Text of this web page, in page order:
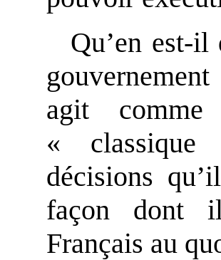
Qu’en
agit comme
«
décisions
façon dont
Français au